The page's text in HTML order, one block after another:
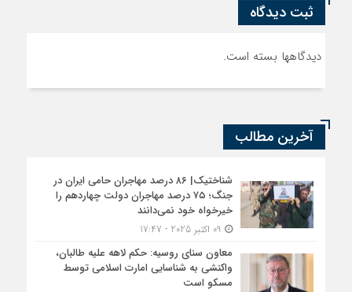
ثبت دیدگاه
دیدگاهها بسته است.
آخرین مطالب
شناختیک| ۸۶ درصد مهاجران حامی ایران در
جنگ؛ ۷۵ درصد مهاجران دولت چهاردهم را
خیرخواه خود نمی‌دانند
معاون سنای روسیه: حکم لاهه علیه طالبان،
واکنشی به شناسایی امارت اسلامی توسط
مسکو است